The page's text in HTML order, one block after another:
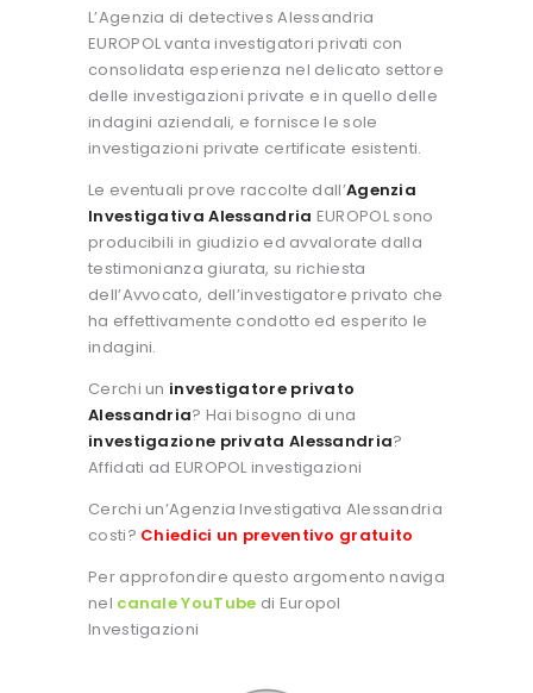
L’Agenzia di detectives Alessandria
EUROPOL vanta investigatori privati con
consolidata esperienza nel delicato settore
delle investigazioni private e in quello delle
indagini aziendali, e fornisce le sole
investigazioni private certificate esistenti.
Le eventuali prove raccolte dall’Agenzia
Investigativa Alessandria EUROPOL sono
producibili in giudizio ed avvalorate dalla
testimonianza giurata, su richiesta
dell’Avvocato, dell’investigatore privato che
ha effettivamente condotto ed esperito le
indagini.
Cerchi un investigatore privato
Alessandria? Hai bisogno di una
investigazione privata Alessandria?
Affidati ad EUROPOL investigazioni
Cerchi un’Agenzia Investigativa Alessandria
costi? Chiedici un preventivo gratuito
Per approfondire questo argomento naviga
nel canale YouTube di Europol
Investigazioni